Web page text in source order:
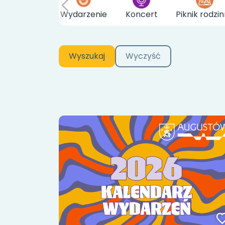
Wydarzenie Koncert Piknik
Wyszukaj Wyczyść